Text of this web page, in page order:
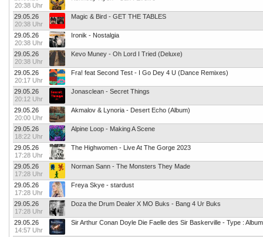
20:38 Uhr
29.05.26
20:38 Uhr
Magic & Bird - GET THE TABLES
29.05.26
20:38 Uhr
Ironik - Nostalgia
29.05.26
20:38 Uhr
Kevo Muney - Oh Lord I Tried (Deluxe)
29.05.26
20:17 Uhr
Fra! feat Second Test - I Go Dey 4 U (Dance Remixes)
29.05.26
20:12 Uhr
Jonasclean - Secret Things
29.05.26
20:00 Uhr
Akmalov & Lynoria - Desert Echo (Album)
29.05.26
18:22 Uhr
Alpine Loop - Making A Scene
29.05.26
17:28 Uhr
The Highwomen - Live At The Gorge 2023
29.05.26
17:28 Uhr
Norman Sann - The Monsters They Made
29.05.26
17:28 Uhr
Freya Skye - stardust
29.05.26
17:28 Uhr
Doza the Drum Dealer X MO Buks - Bang 4 Ur Buks
29.05.26
14:57 Uhr
Sir Arthur Conan Doyle Die Faelle des Sir Baskerville - Type : Album